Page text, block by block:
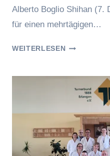
Alberto Boglio Shihan (7.
für einen mehrtägigen…
WEITERLESEN
ALBERTO
BOGLIO